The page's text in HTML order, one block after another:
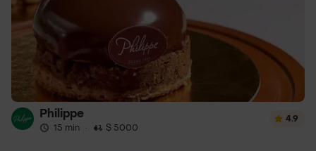
Philippe
15 min · $ 5000
4.9